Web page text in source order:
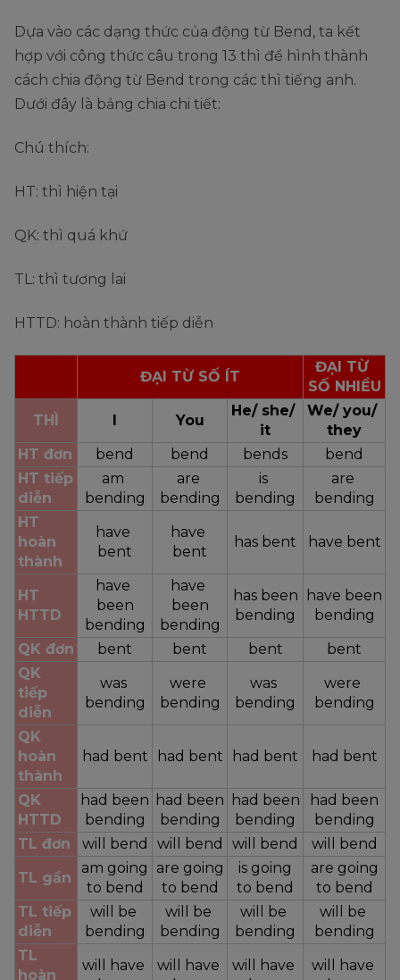
Dựa vào các dạng thức của động từ Bend, ta kết
hợp với công thức câu trong 13 thì để hình thành
cách chia động từ Bend trong các thì tiếng anh.
Dưới đây là bảng chia chi tiết:
Chú thích:
HT: thì hiện tại
QK: thì quá khứ
TL: thì tương lai
HTTD: hoàn thành tiếp diễn
ĐẠI TỪ SỐ ÍT
ĐẠI TỪ
SỐ NHIỀU
THÌ
You
He/ she/
it
We/ you/
they
HT đơn
bend bend bends
bend
HT tiếp
diễn
am
bending
are
bending
is
bending
are
bending
HT
hoàn
thành
have
bent
have
bent
has bent have bent
HT
HTTD
have
been
bending
have
been
bending
has been
bending
have been
bending
QK đơn
bent bent bent
bent
QK
tiếp
diễn
was
bending
were
bending
was
bending
were
bending
QK
hoàn
thành
had bent had bent had bent had bent
QK
HTTD
had been
bending
had been
bending
had been
bending
had been
bending
TL đơn
will bend will bend will bend
will bend
TL gần
am going
to bend
are going
to bend
is going
to bend
are going
to bend
TL tiếp
diễn
will be
bending
will be
bending
will be
bending
will be
bending
TL
hoàn
will have
will have
will have
will have